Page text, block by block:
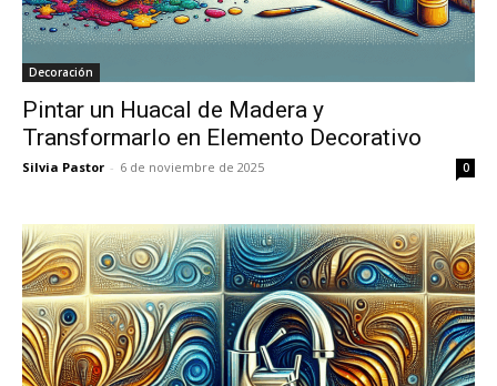
Decoración
Pintar un Huacal de Madera y
Transformarlo en Elemento Decorativo
Silvia Pastor - 6 de noviembre de 2025 0